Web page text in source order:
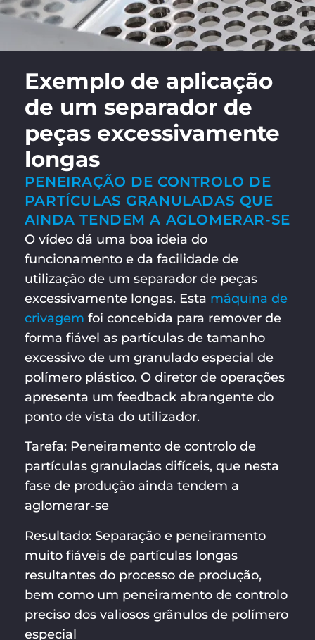
Exemplo de aplicação
de um separador de
peças excessivamente
longas
PENEIRAÇÃO DE CONTROLO DE
PARTÍCULAS GRANULADAS QUE
AINDA TENDEM A AGLOMERAR-SE
O vídeo dá uma boa ideia do
funcionamento e da facilidade de
utilização de um separador de peças
excessivamente longas. Esta máquina de
crivagem foi concebida para remover de
forma fiável as partículas de tamanho
excessivo de um granulado especial de
polímero plástico. O diretor de operações
apresenta um feedback abrangente do
ponto de vista do utilizador.
Tarefa: Peneiramento de controlo de
partículas granuladas difíceis, que nesta
fase de produção ainda tendem a
aglomerar-se
Resultado: Separação e peneiramento
muito fiáveis de partículas longas
resultantes do processo de produção,
bem como um peneiramento de controlo
preciso dos valiosos grânulos de polímero
especial